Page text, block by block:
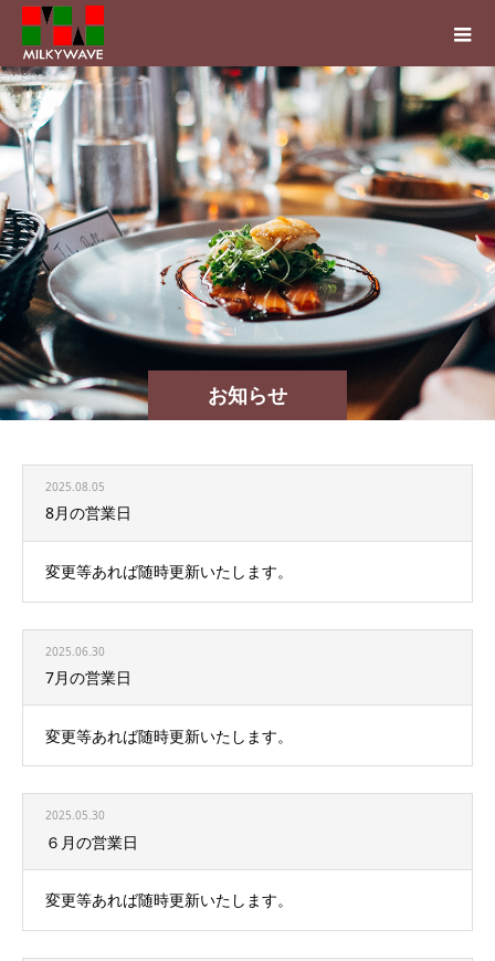
お知らせ
2025.08.05
8月の営業日
変更等あれば随時更新いたします。
2025.06.30
7月の営業日
変更等あれば随時更新いたします。
2025.05.30
６月の営業日
変更等あれば随時更新いたします。